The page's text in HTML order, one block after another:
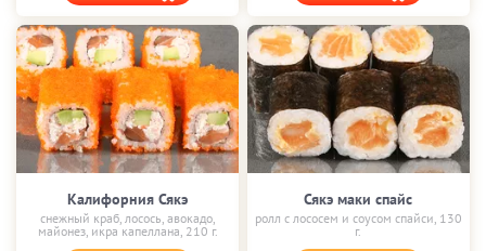
Калифорния Сякэ
снежный краб, лосось, авокадо,
майонез, икра капеллана, 210 г.
Сякэ маки спайс
ролл с лососем и соусом спайси, 130
г.